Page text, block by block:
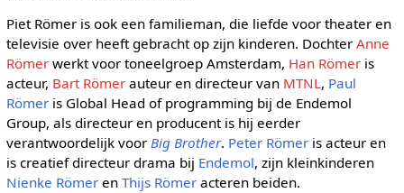
Piet Römer is ook een familieman, die liefde voor theater en
televisie over heeft gebracht op zijn kinderen. Dochter Anne
Römerwerkt voor toneelgroep Amsterdam, Han Römeris
acteur, Bart Römerauteur en directeur van MTNL, Paul
Römeris Global Head of programming bij de Endemol
Group, als directeur en producent is hij eerder
verantwoordelijk voor Big Brother. Peter Römeris acteur en
is creatief directeur drama bij Endemol, zijn kleinkinderen
Nienke Römeren Thijs Römeracteren beiden.